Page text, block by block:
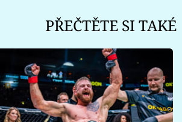
PŘEČTĚTE SI TAKÉ